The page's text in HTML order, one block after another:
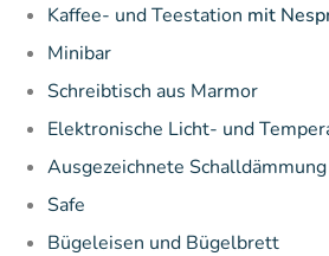
Kaffee- und Teestation mit
Minibar
Schreibtisch aus Marmor
Elektronische Licht- und
Ausgezeichnete Schalldämmung
Safe
Bügeleisen und Bügelbrett